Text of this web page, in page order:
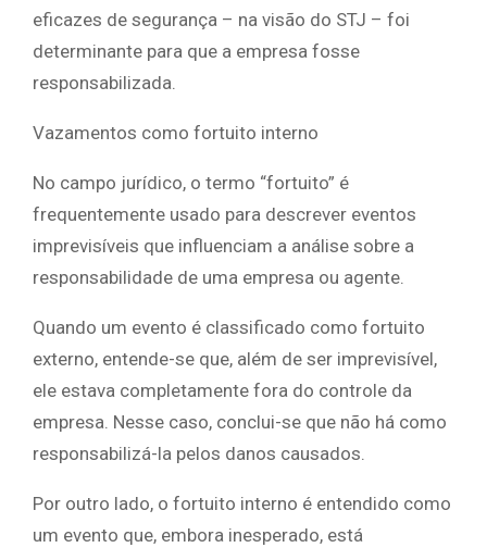
eficazes de segurança – na visão do STJ – foi
determinante para que a empresa fosse
responsabilizada.
Vazamentos como fortuito interno
No campo jurídico, o termo “fortuito” é
frequentemente usado para descrever eventos
imprevisíveis que influenciam a análise sobre a
responsabilidade de uma empresa ou agente.
Quando um evento é classificado como fortuito
externo, entende-se que, além de ser imprevisível,
ele estava completamente fora do controle da
empresa. Nesse caso, conclui-se que não há como
responsabilizá-la pelos danos causados.
Por outro lado, o fortuito interno é entendido como
um evento que, embora inesperado, está